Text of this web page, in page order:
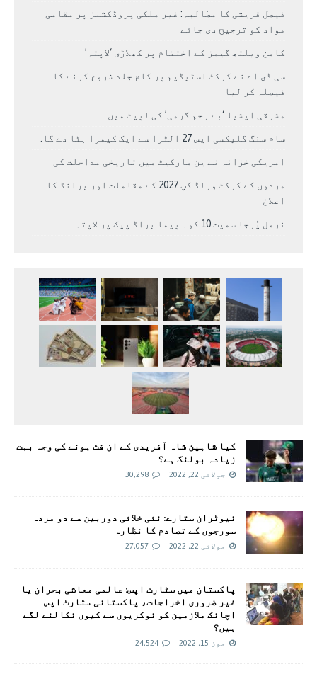
فیصل قریشی کا مطالبہ: غیر ملکی پروڈکشنز پر مقامی
مواد کو ترجیح دی جائے
کامن ویلتھ گیمز کے اختتام پر کھلاڑی ‘لاپتہ’
سی ڈی اے نے کرکٹ اسٹیڈیم پر کام جلد شروع کرنے کا
فیصلہ کر لیا
مشرقی ایشیا ‘بے رحم گرمی’ کی لپیٹ میں
سام سنگ گلیکسی ایس 27 الٹرا سے ایک کیمرا ہٹا دے گا.
امریکی خزانہ نے ین مارکیٹ میں تاریخی مداخلت کی
مردوں کے کرکٹ ورلڈ کپ 2027 کے مقامات اور برانڈ کا
اعلان
نرمل پُرجا سمیت 10 کوہ پیما براڈ پیک پر لاپتہ
کیا شاہین شاہ آفریدی کے ان فٹ ہونے کی وجہ بہت
زیادہ بولنگ ہے؟
جولائی 22, 2022 30,298
نیوٹران ستارے: نئی خلائی دوربین سے دو مردہ
سورجوں کے تصادم کا نظارہ
جولائی 22, 2022 27,057
پاکستان میں سٹارٹ اپس: عالمی معاشی بحران یا
غیر ضروری اخراجات، پاکستانی سٹارٹ اپس
اچانک ملازمین کو نوکریوں سے کیوں نکالنے لگے
ہیں؟
جون 15, 2022 24,524